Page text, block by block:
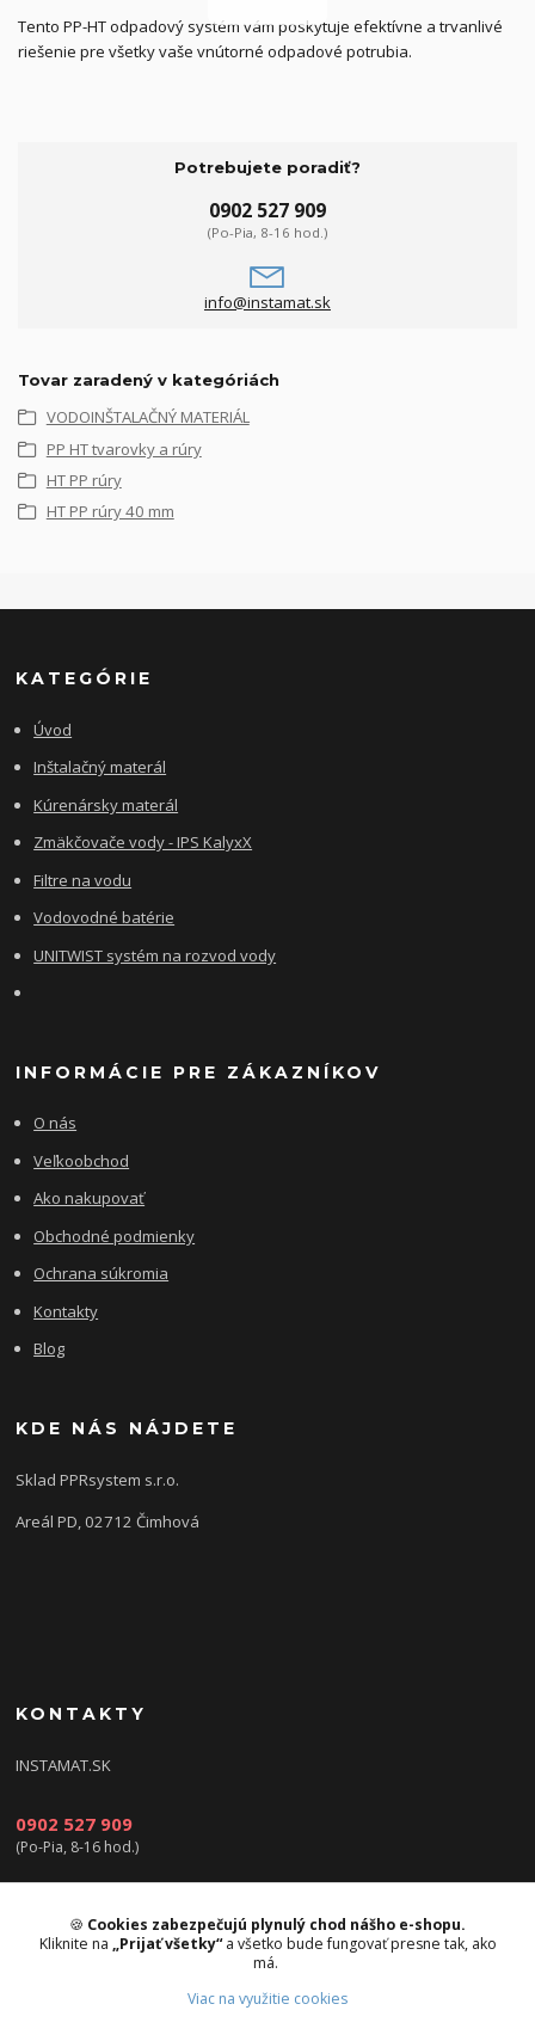
Tento PP-HT odpadový systém vám poskytuje efektívne a trvanlivé
riešenie pre všetky vaše vnútorné odpadové potrubia.
Potrebujete poradiť?
0902 527 909
(Po-Pia, 8-16 hod.)
info@instamat.sk
Tovar zaradený v kategóriách
VODOINŠTALAČNÝ MATERIÁL
PP HT tvarovky a rúry
HT PP rúry
HT PP rúry 40 mm
KATEGÓRIE
Úvod
Inštalačný materál
Kúrenársky materál
Zmäkčovače vody - IPS KalyxX
Filtre na vodu
Vodovodné batérie
UNITWIST systém na rozvod vody
INFORMÁCIE PRE ZÁKAZNÍKOV
O nás
Veľkoobchod
Ako nakupovať
Obchodné podmienky
Ochrana súkromia
Kontakty
Blog
KDE NÁS NÁJDETE
Sklad PPRsystem s.r.o.
Areál PD, 02712 Čimhová
KONTAKTY
INSTAMAT.SK
0902 527 909
(Po-Pia, 8-16 hod.)
info@instamat.sk
🍪 Cookies zabezpečujú plynulý chod nášho e-shopu.
Kliknite na „Prijať všetky“a všetko bude fungovať presne tak, ako
má.
Viac na využitie cookies